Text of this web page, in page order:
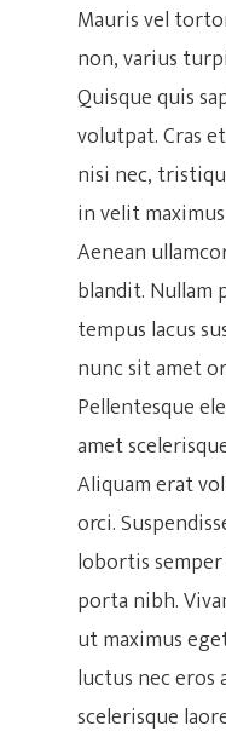
Mauris vel
non, varius
Quisque quis
volutpat. Cras
nisi nec,
in velit
Aenean
blandit. Nullam
tempus lacus
nunc sit amet
Pellentesque
amet
Aliquam erat
orci.
lobortis semper
porta nibh.
ut maximus
luctus nec eros
scelerisque